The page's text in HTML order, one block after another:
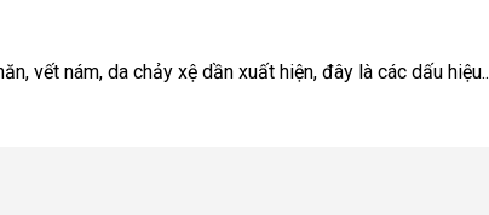
vết nám, da chảy xệ dần xuất hiện, đây là các dấu